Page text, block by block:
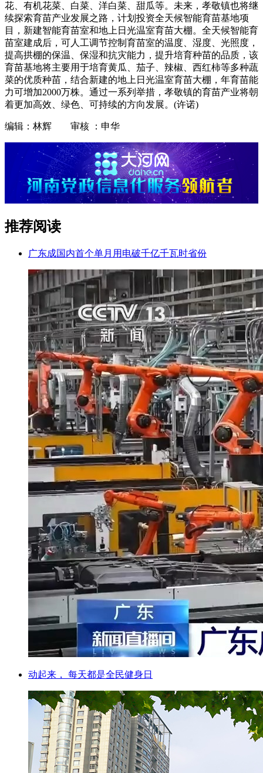
花、有机花菜、白菜、洋白菜、甜瓜等。未来，孝敬镇也将继
续探索育苗产业发展之路，计划投资全天候智能育苗基地项
目，新建智能育苗室和地上日光温室育苗大棚。全天候智能育
苗室建成后，可人工调节控制育苗室的温度、湿度、光照度，
提高拱棚的保温、保湿和抗灾能力，提升培育种苗的品质，该
育苗基地将主要用于培育黄瓜、茄子、辣椒、西红柿等多种蔬
菜的优质种苗，结合新建的地上日光温室育苗大棚，年育苗能
力可增加2000万株。通过一系列举措，孝敬镇的育苗产业将朝
着更加高效、绿色、可持续的方向发展。(许诺)
编辑：林辉 审核 ：申华
推荐阅读
广东成国内首个单月用电破千亿千瓦时省份
动起来， 每天都是全民健身日